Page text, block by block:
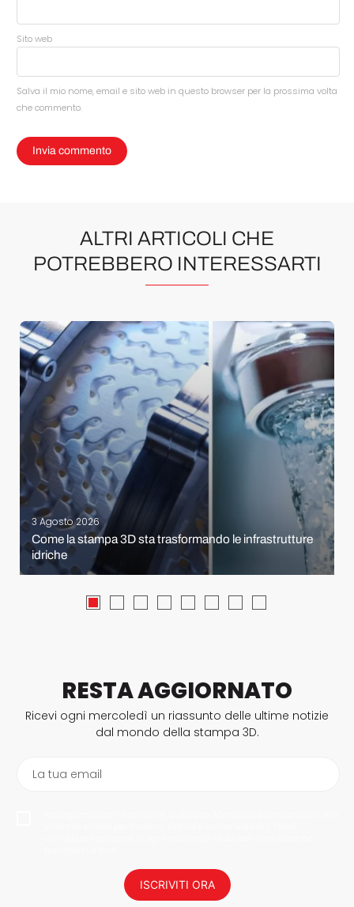
Sito web
Salva il mio nome, email e sito web in questo browser per la prossima volta
che commento.
ALTRI ARTICOLI CHE
POTREBBERO INTERESSARTI
3 Agosto 2026
Come la stampa 3D sta trasformando le infrastrutture
idriche
RESTA AGGIORNATO
Ricevi ogni mercoledì un riassunto delle ultime notizie
dal mondo della stampa 3D.
La tua email
ISCRIVITI ORA